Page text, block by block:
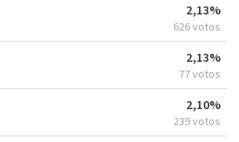
2,13%
626 votos
2,13%
77 votos
2,10%
239 votos